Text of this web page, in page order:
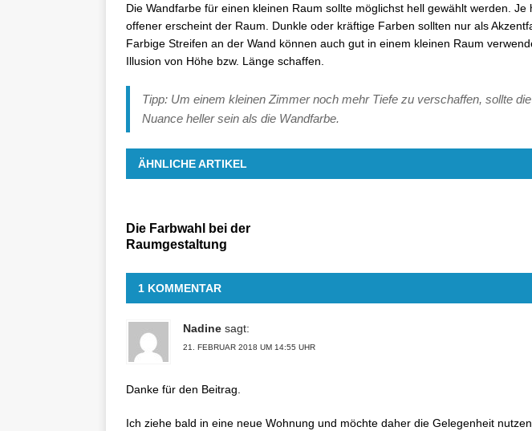
Die Wandfarbe für einen kleinen Raum sollte möglichst hell gewählt werden.
offener erscheint der Raum. Dunkle oder kräftige Farben sollten nur als
Farbige Streifen an der Wand können auch gut in einem kleinen Raum
Illusion von Höhe bzw. Länge schaffen.
Tipp: Um einem kleinen Zimmer noch mehr Tiefe zu verschaffen, sollte
Nuance heller sein als die Wandfarbe.
ÄHNLICHE ARTIKEL
Die Farbwahl bei der
Raumgestaltung
1 KOMMENTAR
Nadine sagt:
21. FEBRUAR 2018 UM 14:55 UHR
Danke für den Beitrag.
Ich ziehe bald in eine neue Wohnung und möchte daher die Gelegenheit